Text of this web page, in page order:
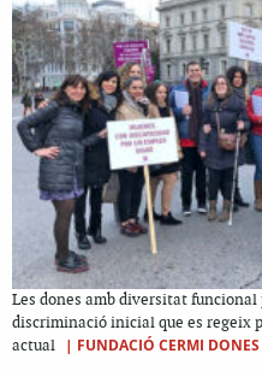
Les dones amb diversitat
discriminació inicial que es regeix
actual
| FUNDACIÓ CERMI DONES